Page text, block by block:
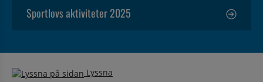
Sportlovs aktiviteter 2025
Lyssna